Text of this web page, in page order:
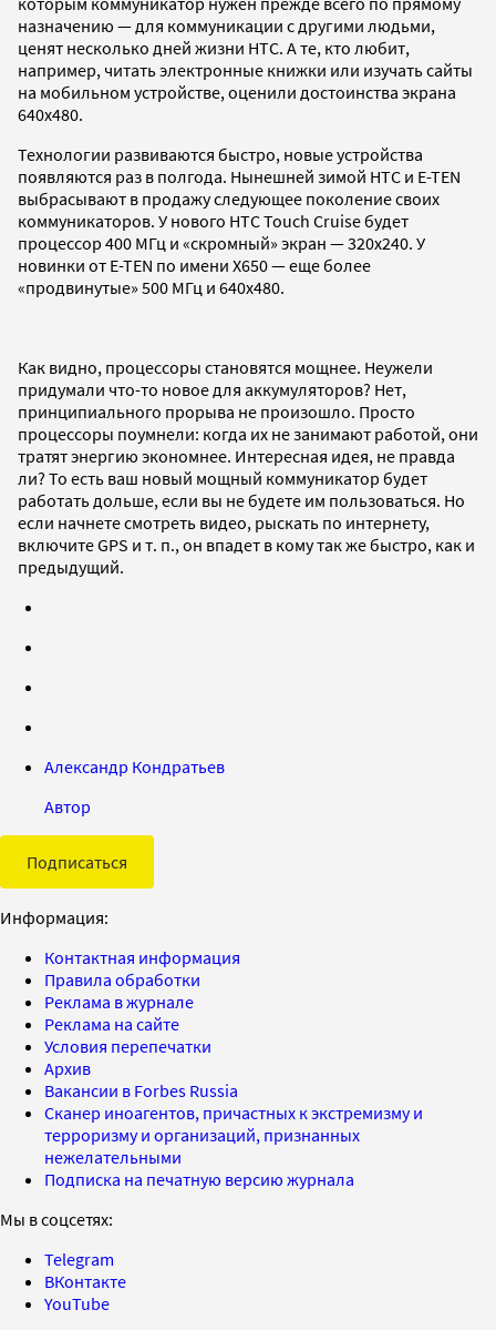
назначению — для коммуникации с другими людьми,
ценят несколько дней жизни HTC. А те, кто любит,
например, читать электронные книжки или изучать сайты
на мобильном устройстве, оценили достоинства экрана
640x480.
Технологии развиваются быстро, новые устройства
появляются раз в полгода. Нынешней зимой HTC и E-TEN
выбрасывают в продажу следующее поколение своих
коммуникаторов. У нового HTC Touch Cruise будет
процессор 400 МГц и «скромный» экран — 320x240. У
новинки от E-TEN по имени X650 — еще более
«продвинутые» 500 МГц и 640x480.
Как видно, процессоры становятся мощнее. Неужели
придумали что-то новое для аккумуляторов? Нет,
принципиального прорыва не произошло. Просто
процессоры поумнели: когда их не занимают работой, они
тратят энергию экономнее. Интересная идея, не правда
ли? То есть ваш новый мощный коммуникатор будет
работать дольше, если вы не будете им пользоваться. Но
если начнете смотреть видео, рыскать по интернету,
включите GPS и т. п., он впадет в кому так же быстро, как и
предыдущий.
Александр Кондратьев
Автор
Подписаться
Информация:
Контактная информация
Правила обработки
Реклама в журнале
Реклама на сайте
Условия перепечатки
Архив
Вакансии в Forbes Russia
Сканер иноагентов, причастных к экстремизму и
терроризму и организаций, признанных
нежелательными
Подписка на печатную версию журнала
Мы в соцсетях:
Telegram
ВКонтакте
YouTube